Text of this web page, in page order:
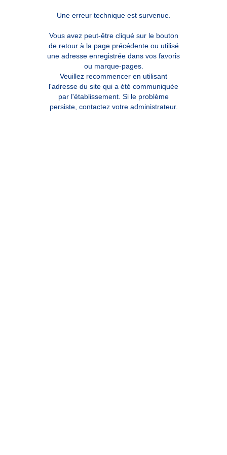
Une erreur technique est survenue.
Vous avez peut-être cliqué sur le bouton
de retour à la page précédente ou utilisé
une adresse enregistrée dans vos favoris
ou marque-pages.
Veuillez recommencer en utilisant
l'adresse du site qui a été communiquée
par l'établissement. Si le problème
persiste, contactez votre administrateur.